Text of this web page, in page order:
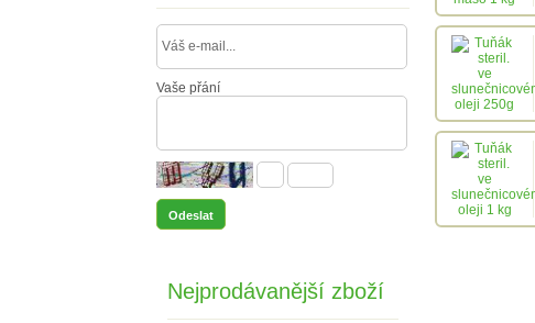
Vaše přání
Nejprodávanější zboží